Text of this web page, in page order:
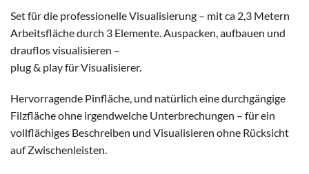
Set für die professionelle Visualisierung – mit ca 2,3 Metern
Arbeitsfläche durch 3 Elemente. Auspacken, aufbauen und
drauflos visualisieren –
plug & play für Visualisierer.
Hervorragende Pinfläche, und natürlich eine durchgängige
Filzfläche ohne irgendwelche Unterbrechungen – für ein
vollflächiges Beschreiben und Visualisieren ohne Rücksicht
auf Zwischenleisten.